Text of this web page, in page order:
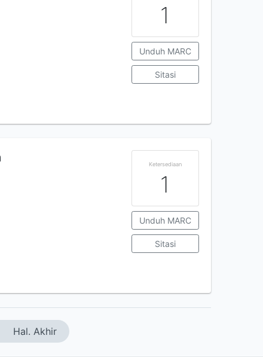
1
Unduh MARC
Sitasi
Ketersediaan
1
Unduh MARC
Sitasi
Hal. Akhir